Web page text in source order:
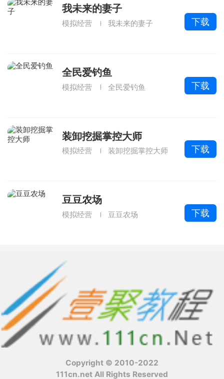
我未来的妻子
模拟经营 我未来的妻子 下载
全民爱钓鱼
模拟经营 全民爱钓鱼 下载
装卸挖掘掌控大师
模拟经营 装卸挖掘掌控大师 下载
豆豆农场
模拟经营 豆豆农场 下载
Copyright © 2010-2022
111cn.net All Rights Reserved